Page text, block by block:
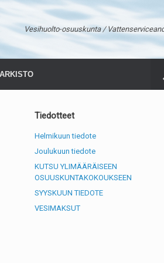
Vesihuolto-osuuskunta /
ARKISTO
Tiedotteet
Helmikuun tiedote
Joulukuun tiedote
KUTSU YLIMÄÄRÄISEEN
OSUUSKUNTAKOKOUKSEEN
SYYSKUUN TIEDOTE
VESIMAKSUT